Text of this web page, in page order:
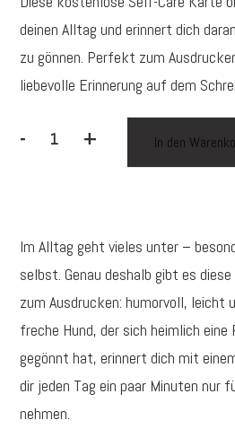
deinen Alltag und erinnert dich
zu gönnen. Perfekt zum
liebevolle Erinnerung auf dem
-Kostenlose
Nimm
dir
5
für
dich
Menge
+ In den
Im Alltag geht vieles unter –
selbst. Genau deshalb gibt es
zum Ausdrucken: humorvoll, leicht
freche Hund, der sich heimlich
gegönnt hat, erinnert dich mit
dir jeden Tag ein paar Minuten nur
nehmen.